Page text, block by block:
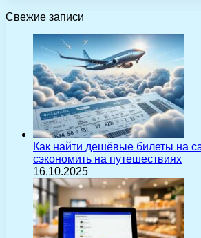
Свежие записи
Как найти дешёвые билеты на
сэкономить на путешествиях
16.10.2025